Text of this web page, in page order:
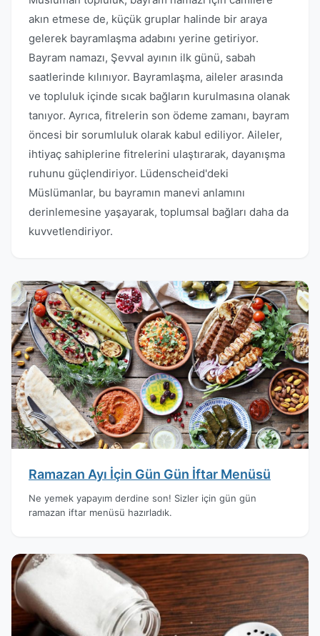
akın etmese de, küçük gruplar halinde bir araya
gelerek bayramlaşma adabını yerine getiriyor.
Bayram namazı, Şevval ayının ilk günü, sabah
saatlerinde kılınıyor. Bayramlaşma, aileler arasında
ve topluluk içinde sıcak bağların kurulmasına olanak
tanıyor. Ayrıca, fitrelerin son ödeme zamanı, bayram
öncesi bir sorumluluk olarak kabul ediliyor. Aileler,
ihtiyaç sahiplerine fitrelerini ulaştırarak, dayanışma
ruhunu güçlendiriyor. Lüdenscheid'deki
Müslümanlar, bu bayramın manevi anlamını
derinlemesine yaşayarak, toplumsal bağları daha da
kuvvetlendiriyor.
Ramazan Ayı İçin Gün Gün İftar Menüsü
Ne yemek yapayım derdine son! Sizler için gün gün
ramazan iftar menüsü hazırladık.